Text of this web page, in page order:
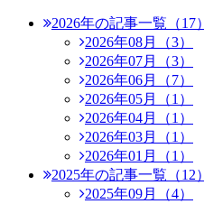
2026年の記事一覧（17）
2026年08月（3）
2026年07月（3）
2026年06月（7）
2026年05月（1）
2026年04月（1）
2026年03月（1）
2026年01月（1）
2025年の記事一覧（12）
2025年09月（4）